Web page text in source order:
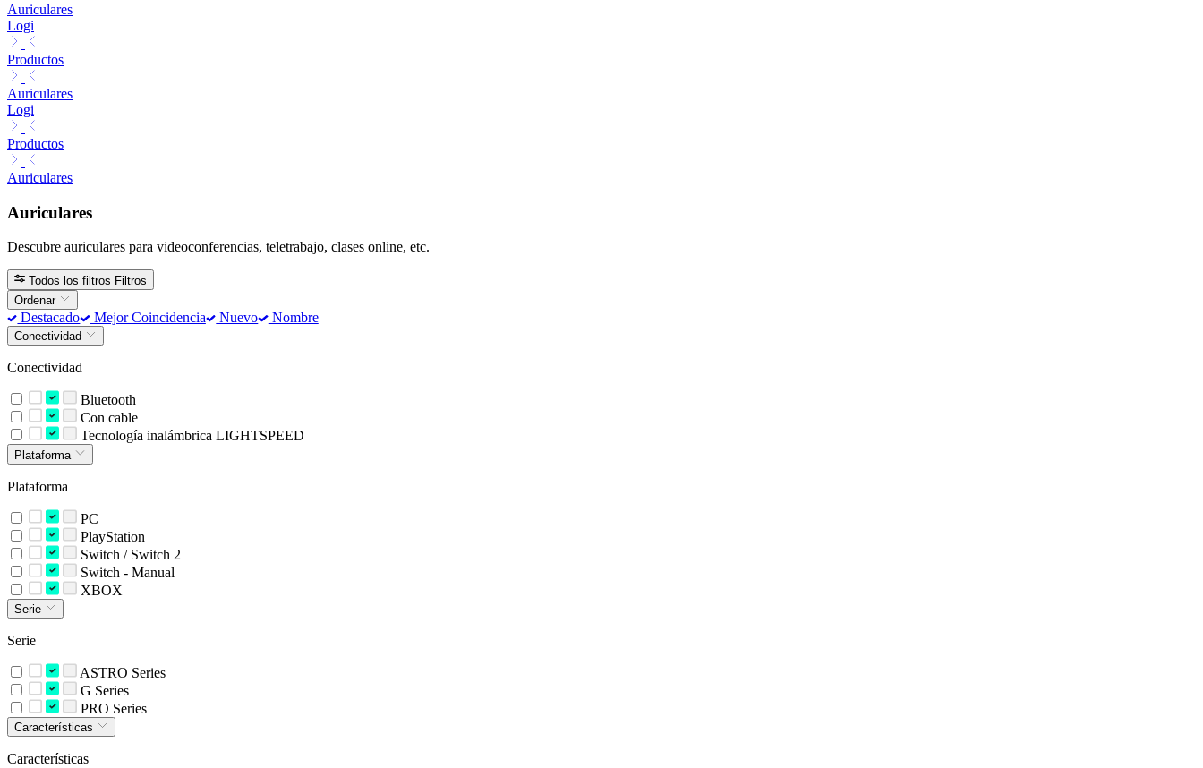
Auriculares
Logi
Productos
Auriculares
Logi
Productos
Auriculares
Auriculares
Descubre auriculares para videoconferencias, teletrabajo, clases online, etc.
Todos los filtros Filtros
Ordenar
Destacado Mejor Coincidencia Nuevo Nombre
Conectividad
Conectividad
Bluetooth
Con cable
Tecnología inalámbrica LIGHTSPEED
Plataforma
Plataforma
PC
PlayStation
Switch / Switch 2
Switch - Manual
XBOX
Serie
Serie
ASTRO Series
G Series
PRO Series
Características
Características